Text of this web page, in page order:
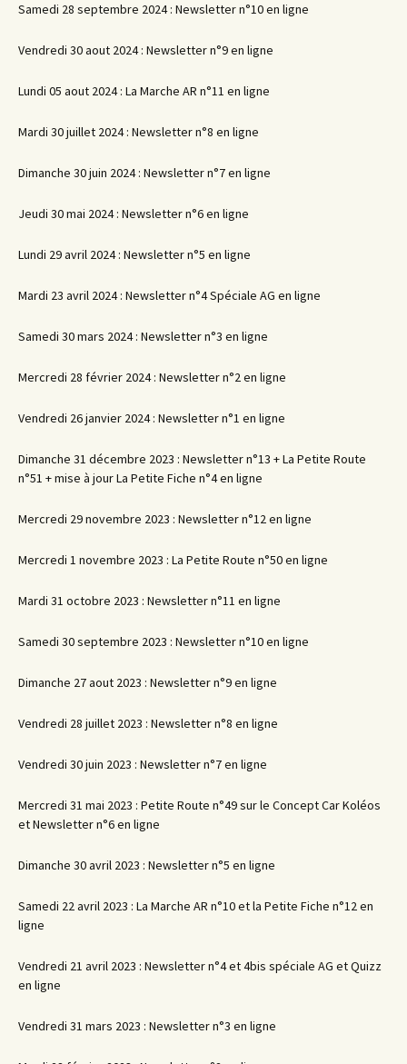
Samedi 28 septembre 2024 : Newsletter n°10 en ligne
Vendredi 30 aout 2024 : Newsletter n°9 en ligne
Lundi 05 aout 2024 : La Marche AR n°11 en ligne
Mardi 30 juillet 2024 : Newsletter n°8 en ligne
Dimanche 30 juin 2024 : Newsletter n°7 en ligne
Jeudi 30 mai 2024 : Newsletter n°6 en ligne
Lundi 29 avril 2024 : Newsletter n°5 en ligne
Mardi 23 avril 2024 : Newsletter n°4 Spéciale AG en ligne
Samedi 30 mars 2024 : Newsletter n°3 en ligne
Mercredi 28 février 2024 : Newsletter n°2 en ligne
Vendredi 26 janvier 2024 : Newsletter n°1 en ligne
Dimanche 31 décembre 2023 : Newsletter n°13 + La Petite Route
n°51 + mise à jour La Petite Fiche n°4 en ligne
Mercredi 29 novembre 2023 : Newsletter n°12 en ligne
Mercredi 1 novembre 2023 : La Petite Route n°50 en ligne
Mardi 31 octobre 2023 : Newsletter n°11 en ligne
Samedi 30 septembre 2023 : Newsletter n°10 en ligne
Dimanche 27 aout 2023 : Newsletter n°9 en ligne
Vendredi 28 juillet 2023 : Newsletter n°8 en ligne
Vendredi 30 juin 2023 : Newsletter n°7 en ligne
Mercredi 31 mai 2023 : Petite Route n°49 sur le Concept Car Koléos
et Newsletter n°6 en ligne
Dimanche 30 avril 2023 : Newsletter n°5 en ligne
Samedi 22 avril 2023 : La Marche AR n°10 et la Petite Fiche n°12 en
ligne
Vendredi 21 avril 2023 : Newsletter n°4 et 4bis spéciale AG et Quizz
en ligne
Vendredi 31 mars 2023 : Newsletter n°3 en ligne